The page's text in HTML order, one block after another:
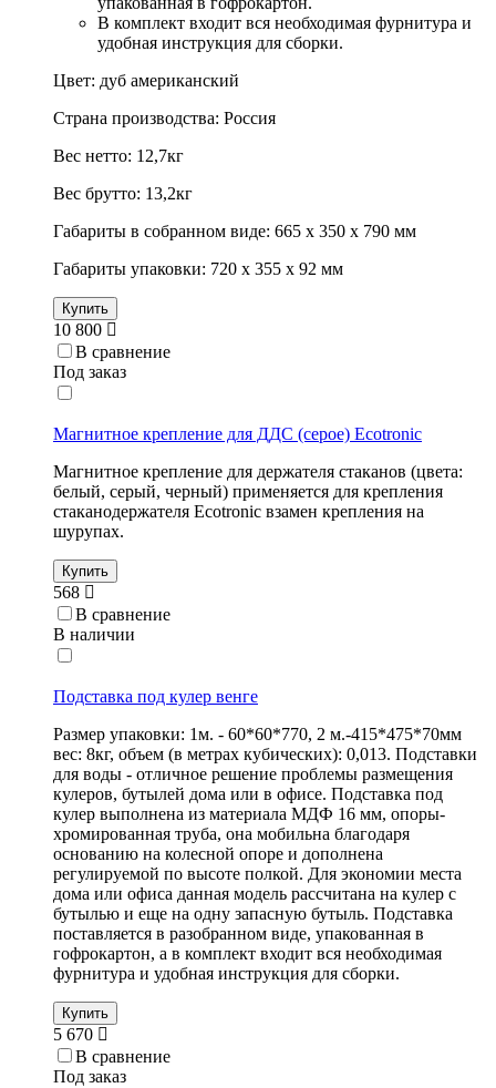
В комплект входит вся необходимая фурнитура и
удобная инструкция для сборки.
Цвет: дуб американский
Страна производства: Россия
Вес нетто: 12,7кг
Вес брутто: 13,2кг
Габариты в собранном виде: 665 х 350 х 790 мм
Габариты упаковки: 720 х 355 х 92 мм
Купить
10 800
В сравнение
Под заказ
Магнитное крепление для ДДС (серое) Ecotronic
Магнитное крепление для держателя стаканов (цвета:
белый, серый, черный) применяется для крепления
стаканодержателя Ecotronic взамен крепления на
шурупах.
Купить
568
В сравнение
В наличии
Подставка под кулер венге
Размер упаковки: 1м. - 60*60*770, 2 м.-415*475*70мм
вес: 8кг, объем (в метрах кубических): 0,013. Подставки
для воды - отличное решение проблемы размещения
кулеров, бутылей дома или в офисе. Подставка под
кулер выполнена из материала МДФ 16 мм, опоры-
хромированная труба, она мобильна благодаря
основанию на колесной опоре и дополнена
регулируемой по высоте полкой. Для экономии места
дома или офиса данная модель рассчитана на кулер с
бутылью и еще на одну запасную бутыль. Подставка
поставляется в разобранном виде, упакованная в
гофрокартон, а в комплект входит вся необходимая
фурнитура и удобная инструкция для сборки.
Купить
5 670
В сравнение
Под заказ